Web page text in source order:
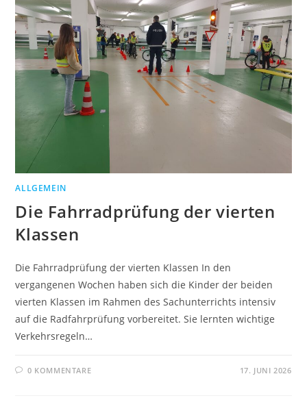
ALLGEMEIN
Die Fahrradprüfung der vierten
Klassen
Die Fahrradprüfung der vierten Klassen In den
vergangenen Wochen haben sich die Kinder der beiden
vierten Klassen im Rahmen des Sachunterrichts intensiv
auf die Radfahrprüfung vorbereitet. Sie lernten wichtige
Verkehrsregeln…
0 KOMMENTARE 17. JUNI 2026